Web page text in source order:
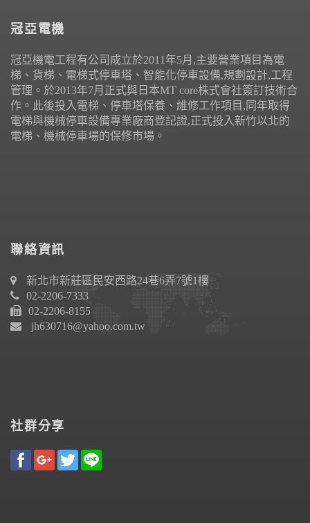
冠亞電機
冠亞機電工程有公司成立於2011年5月,主要營業項目為電
梯、貨梯、電梯式停車塔、智能化停車設備,規劃設計,工程
管理。於2013年7月正式與日本MT core株式會社簽訂技術合
作。此後投入電梯、停車塔保養、維修工作項目,同年取得
電梯與機械停車設備專業廠商登記證,正式投入新竹以北的
電梯、機械停車場的保修市場。
聯絡資訊
新北市新莊區民安西路24巷6弄7號1樓
02-2206-7333
02-2206-8155
jh630716@yahoo.com.tw
社群分享